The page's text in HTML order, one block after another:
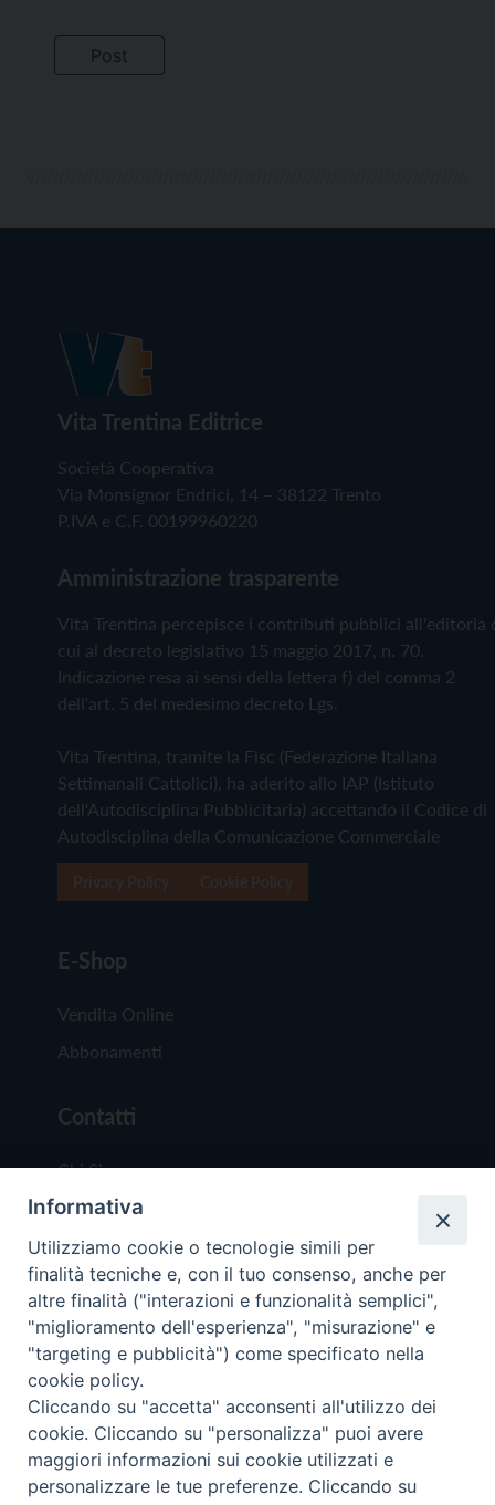
Vita Trentina Editrice
Società Cooperativa
Via Monsignor Endrici, 14 – 38122 Trento
P.IVA e C.F. 00199960220
Amministrazione trasparente
Vita Trentina percepisce i contributi pubblici all'editoria
cui al decreto legislativo 15 maggio 2017, n. 70.
Indicazione resa ai sensi della lettera f) del comma 2
dell'art. 5 del medesimo decreto Lgs.
Vita Trentina, tramite la Fisc (Federazione Italiana
Settimanali Cattolici), ha aderito allo IAP (Istituto
dell'Autodisciplina Pubblicitaria) accettando il Codice di
Autodisciplina della Comunicazione Commerciale
E-Shop
Vendita Online
Abbonamenti
Contatti
Chi Siamo
Redazione
Scrivici
Copyright © 2019 - Tutti i diritti riservati - Vita
Trentina Editrice
Privacy Policy
Informativa
Utilizziamo cookie o tecnologie simili per
finalità tecniche e, con il tuo consenso, anche per
altre finalità ("interazioni e funzionalità semplici",
"miglioramento dell'esperienza", "misurazione" e
"targeting e pubblicità") come specificato nella
cookie policy.
Cliccando su "accetta" acconsenti all'utilizzo dei
cookie. Cliccando su "personalizza" puoi avere
maggiori informazioni sui cookie utilizzati e
personalizzare le tue preferenze. Cliccando su